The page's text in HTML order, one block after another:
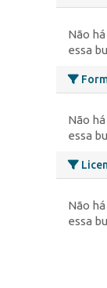
Não
essa
Não
essa
Não
essa